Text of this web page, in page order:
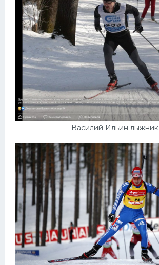
Василий Ильин лыжник